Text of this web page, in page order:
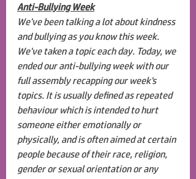
Anti-Bullying Week
We've been talking a lot about kindness
and bullying as you know this week.
We've taken a topic each day. Today, we
ended our anti-bullying week with our
full assembly recapping our week's
topics. It is usually defined as repeated
behaviour which is intended to hurt
someone either emotionally or
physically, and is often aimed at certain
people because of their race, religion,
gender or sexual orientation or any